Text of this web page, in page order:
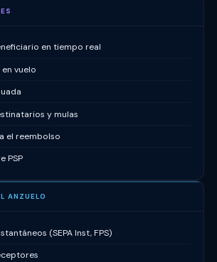
en tiempo real
vuelo
y mulas
el reembolso
PSP
ANZUELO
(SEPA Inst, FPS)